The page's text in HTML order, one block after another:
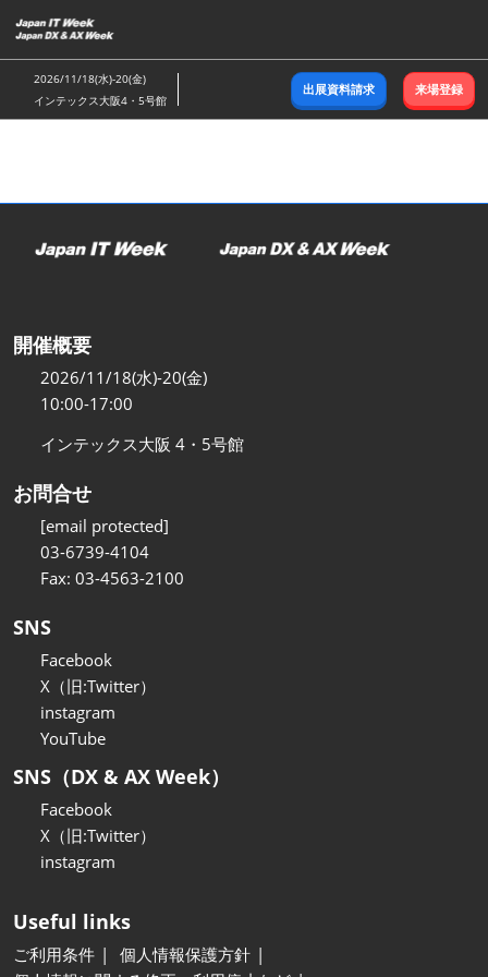
キ
ッ
し
む
2026/11/18(水)-20(金)
インテックス大阪4・5号館
出展資料請求 来場登録
開催概要
2026/11/18(水)-20(金)
10:00-17:00
インテックス大阪 4・5号館
お問合せ
[email protected]
03-6739-4104
Fax: 03-4563-2100
SNS
Facebook
X（旧:Twitter）
instagram
YouTube
SNS（DX & AX Week）
Facebook
X（旧:Twitter）
instagram
Useful links
ご利用条件
個人情報保護方針